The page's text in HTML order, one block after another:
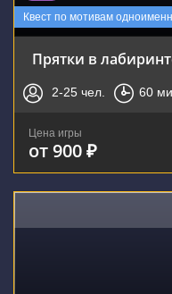
Квест по мотивам
Прятки в
2-25 чел. 60
Цена игры
от 900 ₽